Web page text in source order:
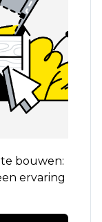
bouwen:
ervaring